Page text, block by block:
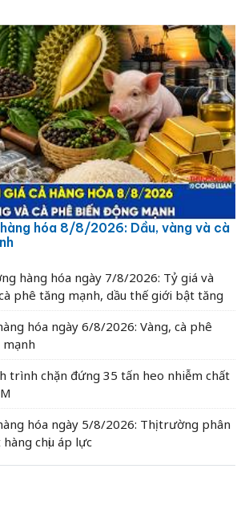
hóa 8/8/2026: Dầu, vàng và cà
hàng hóa ngày 7/8/2026: Tỷ giá và
phê tăng mạnh, dầu thế giới bật tăng
hóa ngày 6/8/2026: Vàng, cà phê
trình chặn đứng 35 tấn heo nhiễm chất
hóa ngày 5/8/2026: Thị trường phân
chịu áp lực